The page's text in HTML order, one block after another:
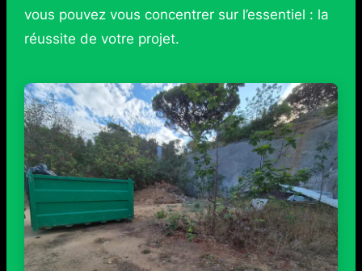
vous pouvez vous concentrer sur l’essentiel : la
réussite de votre projet.